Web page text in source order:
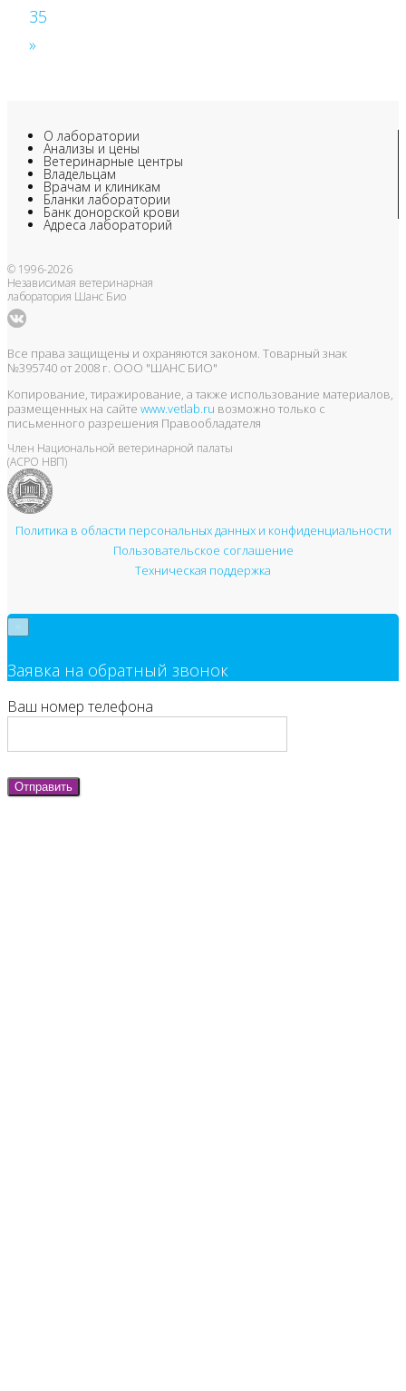
35
»
О лаборатории
Анализы и цены
Ветеринарные центры
Владельцам
Врачам и клиникам
Бланки лаборатории
Банк донорской крови
Адреса лабораторий
© 1996-2026
Независимая ветеринарная
лаборатория Шанс Био
Все права защищены и охраняются законом. Товарный знак
№395740 от 2008 г. ООО "ШАНС БИО"
Копирование, тиражирование, а также использование материалов,
размещенных на сайте www.vetlab.ru возможно только с
письменного разрешения Правообладателя
Член Национальной ветеринарной палаты
(АСРО НВП)
Политика в области персональных данных и конфиденциальности
Пользовательское соглашение
Техническая поддержка
Заявка на обратный звонок
Ваш номер телефона
Отправить